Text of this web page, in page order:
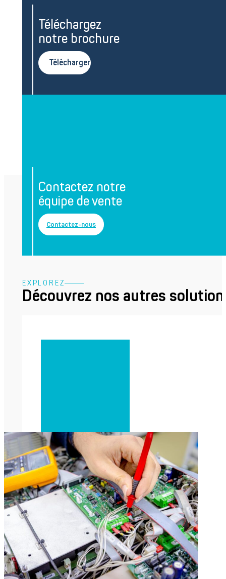
Téléchargez
notre brochure
Télécharger
Contactez notre
équipe de vente
Contactez-nous
EXPLOREZ
Découvrez nos autres